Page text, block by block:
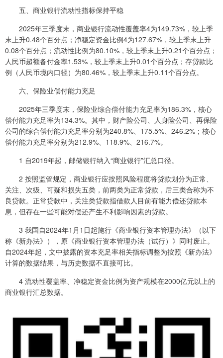
五、商业银行流动性指标保持平稳
2025年三季度末，商业银行流动性覆盖率4为149.73%，较上季
末上升0.48个百分点；净稳定资金比例4为127.67%，较上季末上升
0.08个百分点；流动性比例为80.10%，较上季末上升0.21个百分点；
人民币超额备付金率1.53%，较上季末上升0.01个百分点；存贷款比
例（人民币境内口径）为80.46%，较上季末上升0.11个百分点。
六、保险业偿付能力充足
2025年三季度末，保险业综合偿付能力充足率为186.3%，核心
偿付能力充足率为134.3%。其中，财产险公司、人身险公司、再保险
公司的综合偿付能力充足率分别为240.8%、175.5%、246.2%；核心
偿付能力充足率分别为212.9%、118.9%、216.7%。
1 自2019年起，邮储银行纳入“商业银行”汇总口径。
2 按照监管规定，商业银行应按照风险程度将贷款划分为正常、
关注、次级、可疑和损失五类，前两类为正常贷款，后三类合称为不
良贷款。正常贷款中，关注类贷款指借款人目前有能力偿还贷款本
息，但存在一些可能对偿还产生不利影响因素的贷款。
3 我国自2024年1月1日起施行《商业银行资本管理办法》（以下
称《新办法》），原《商业银行资本管理办法（试行）》同时废止。
自2024年起，文中披露的资本充足率相关指标调整为按照《新办法》
计算的数据结果，与历史数据不直接可比。
4 流动性覆盖率、净稳定资金比例为资产规模在2000亿元以上的
商业银行汇总数据。